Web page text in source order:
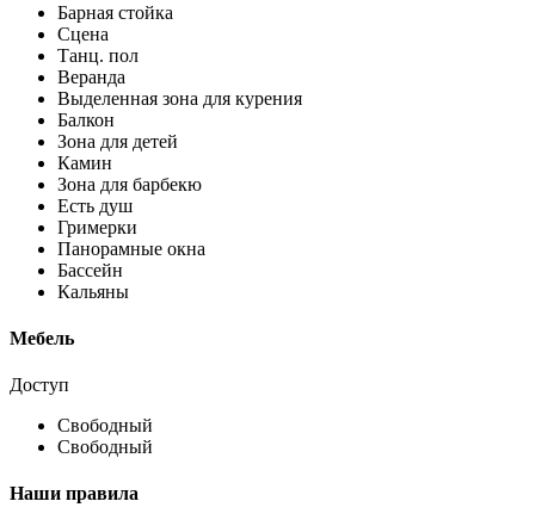
Барная стойка
Сцена
Танц. пол
Веранда
Выделенная зона для курения
Балкон
Зона для детей
Камин
Зона для барбекю
Есть душ
Гримерки
Панорамные окна
Бассейн
Кальяны
Мебель
Доступ
Свободный
Свободный
Наши правила